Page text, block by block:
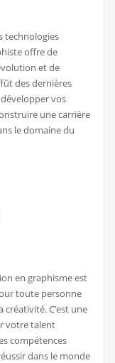
technologies
offre de
et de
des dernières
vos
une carrière
le domaine du
en graphisme est
toute personne
créativité. C’est une
votre talent
compétences
dans le monde